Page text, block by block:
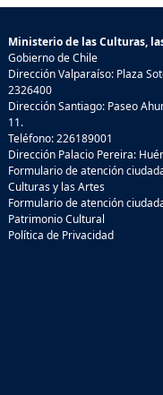
Ministerio de las Culturas,
Gobierno de Chile
Dirección Valparaíso: Plaza
2326400
Dirección Santiago: Paseo
11.
Teléfono: 226189001
Dirección Palacio Pereira:
Formulario de atención
Culturas y las Artes
Formulario de atención
Patrimonio Cultural
Política de Privacidad